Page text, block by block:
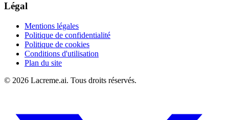
Légal
Mentions légales
Politique de confidentialité
Politique de cookies
Conditions d'utilisation
Plan du site
© 2026 Lacreme.ai. Tous droits réservés.